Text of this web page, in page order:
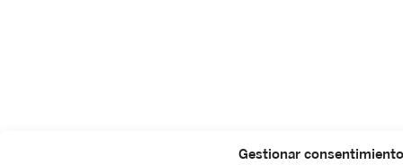
Gestionar consentimiento